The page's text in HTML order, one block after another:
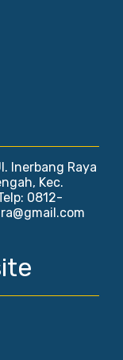
Inerbang Raya
Kec.
0812-